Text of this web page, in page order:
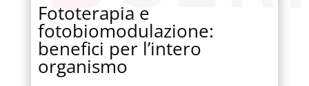
Fototerapia e
fotobiomodulazione:
benefici per l’intero
organismo